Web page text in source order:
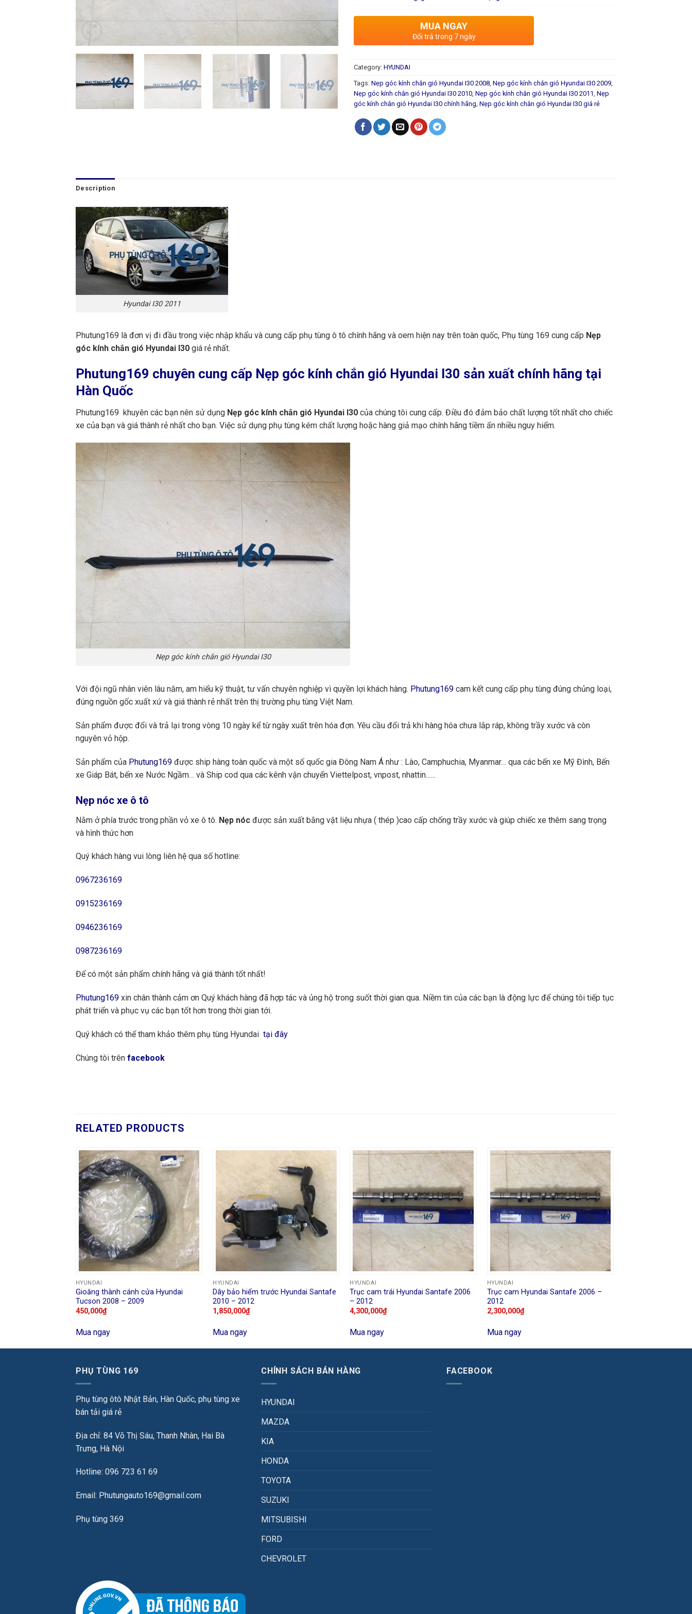
MUA NGAY
Đổi trả trong 7 ngày
Category: HYUNDAI
Tags: Nẹp góc kính chắn gió Hyundai I30 2008 Nẹp góc kính chắn gió Hyundai I30 2009
Nẹp góc kính chắn gió Hyundai I30 2010 Nẹp góc kính chắn gió Hyundai I30 2011 Nẹp
góc kính chắn gió Hyundai I30 chính hãng Nẹp góc kính chắn gió Hyundai I30 giá rẻ
Description
Hyundai I30 2011
Phutung169 là đơn vị đi đầu trong việc nhập khẩu và cung cấp phụ tùng ô tô chính hãng và oem hiện nay trên toàn quốc, Phụ tùng 169 cung cấp Nẹp
góc kính chắn gió Hyundai I30 giá rẻ nhất.
Phutung169 chuyên cung cấp Nẹp góc kính chắn gió Hyundai I30 sản xuất chính hãng tại
Hàn Quốc
Phutung169 khuyên các bạn nên sử dụng Nẹp góc kính chắn gió Hyundai I30 của chúng tôi cung cấp. Điều đó đảm bảo chất lượng tốt nhất cho chiếc
xe của bạn và giá thành rẻ nhất cho bạn. Việc sử dụng phụ tùng kém chất lượng hoặc hàng giả mạo chính hãng tiềm ẩn nhiều nguy hiểm.
Nẹp góc kính chắn gió Hyundai I30
Với đội ngũ nhân viên lâu năm, am hiểu kỹ thuật, tư vấn chuyên nghiệp vì quyền lợi khách hàng. Phutung169 cam kết cung cấp phụ tùng đúng chủng loại,
đúng nguồn gốc xuất xứ và giá thành rẻ nhất trên thị trường phụ tùng Việt Nam.
Sản phẩm được đổi và trả lại trong vòng 10 ngày kể từ ngày xuất trên hóa đơn. Yêu cầu đổi trả khi hàng hóa chưa lắp ráp, không trầy xước và còn
nguyên vỏ hộp.
Sản phẩm của Phutung169 được ship hàng toàn quốc và một số quốc gia Đông Nam Á như : Lào, Camphuchia, Myanmar… qua các bến xe Mỹ Đình, Bến
xe Giáp Bát, bến xe Nước Ngầm… và Ship cod qua các kênh vận chuyển Viettelpost, vnpost, nhattin..….
Nẹp nóc xe ô tô
Nằm ở phía trước trong phần vỏ xe ô tô. Nẹp nóc được sản xuất bằng vật liệu nhựa ( thép )cao cấp chống trầy xước và giúp chiếc xe thêm sang trọng
và hình thức hơn
Quý khách hàng vui lòng liên hệ qua số hotline:
0967236169
0915236169
0946236169
0987236169
Để có một sản phẩm chính hãng và giá thành tốt nhất!
Phutung169 xin chân thành cảm ơn Quý khách hàng đã hợp tác và ủng hộ trong suốt thời gian qua. Niềm tin của các bạn là động lực để chúng tôi tiếp tục
phát triển và phục vụ các bạn tốt hơn trong thời gian tới.
Quý khách có thể tham khảo thêm phụ tùng Hyundai tại đây
Chúng tôi trên facebook
RELATED PRODUCTS
HYUNDAI
Gioăng thành cánh cửa Hyundai
Tucson 2008 – 2009
450,000₫
Mua ngay
HYUNDAI
Dây bảo hiểm trước Hyundai Santafe
2010 – 2012
1,850,000₫
Mua ngay
HYUNDAI
Trục cam trái Hyundai Santafe 2006
– 2012
4,300,000₫
Mua ngay
HYUNDAI
Trục cam Hyundai Santafe 2006 –
2012
2,300,000₫
Mua ngay
PHỤ TÙNG 169
Phụ tùng ôtô Nhật Bản, Hàn Quốc, phụ tùng xe
bán tải giá rẻ
Địa chỉ: 84 Võ Thị Sáu, Thanh Nhàn, Hai Bà
Trưng, Hà Nội
Hotline: 096 723 61 69
Email: Phutungauto169@gmail.com
Phụ tùng 369
CHÍNH SÁCH BÁN HÀNG
HYUNDAI
MAZDA
KIA
HONDA
TOYOTA
SUZUKI
MITSUBISHI
FORD
CHEVROLET
FACEBOOK